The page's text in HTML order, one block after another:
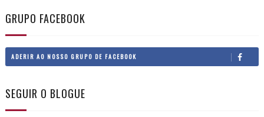
GRUPO FACEBOOK
ADERIR AO NOSSO GRUPO DE FACEBOOK
SEGUIR O BLOGUE